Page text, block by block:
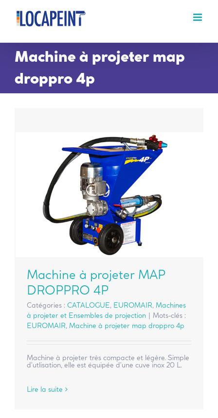
Passer
contenu
Machine à projeter map
droppro 4p
Machine à projeter MAP
DROPPRO 4P
Catégories : CATALOGUE, EUROMAIR, Machines
à projeter et Ensembles de projection
Mots-clés :
EUROMAIR, Machine à projeter map droppro 4p
Machine à projeter très compacte et légère. Simple
d'utlisation, elle est équipée d'une cuve inox 20 L.
Lire la suite